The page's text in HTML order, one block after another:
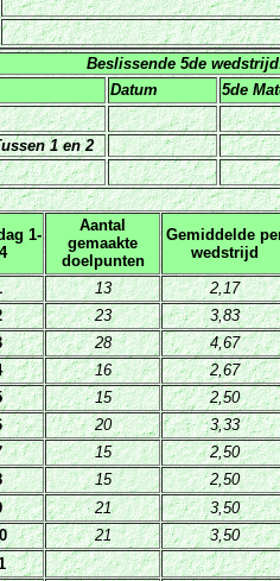
Beslissende 5de
Datum
5de
1 en 2
1-
Aantal
gemaakte
doelpunten
Gemiddelde
wedstrijd
13
2,17
23
3,83
28
4,67
16
2,67
15
2,50
20
3,33
15
2,50
15
2,50
21
3,50
21
3,50